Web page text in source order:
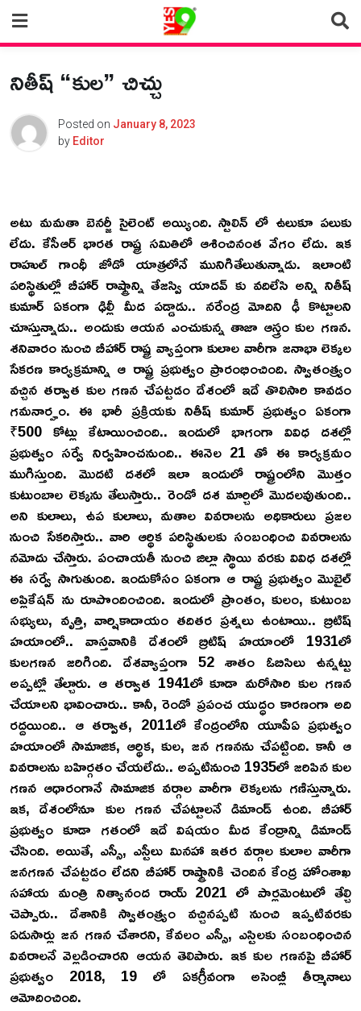
content
నితీష్ “కుల” చిచ్చు
Posted on January 8, 2023
by Editor
అటు మమతా బెనర్జీ సైలెంట్ అయ్యింది. స్టాలిన్ లో ఉలుకూ పలుకు
లేదు. కేసీఆర్ భారత రాష్ట్ర సమితిలో ఆశించినంత వేగం లేదు. ఇక
రాహుల్ గాంధీ జోడో యాత్రలోనే మునిగితేలుతున్నాడు. ఇలాంటి
పరిస్థితుల్లో బీహార్ రాష్ట్రాన్ని తేజస్వి యాదవ్ కు వదిలేసి అన్ని నితీష్
కుమార్ ఏకంగా ఢిల్లీ మీద పడ్డాడు.. నరేంద్ర మోదిని ఢీ కొట్టాలని
చూస్తున్నాడు.. అందుకు ఆయన ఎంచుకున్న తాజా ఆస్త్రం కుల గణన.
శనివారం నుంచి బీహార్ రాష్ట్ర వ్యాప్తంగా కులాల వారీగా జనాభా లెక్కల
సేకరణ కార్యక్రమాన్ని ఆ రాష్ట్ర ప్రభుత్వం ప్రారంభించింది. స్వాతంత్య్రం
వచ్చిన తర్వాత కుల గణన చేపట్టడం దేశంలో ఇదే తొలిసారి కావడం
గమనార్హం. ఈ భారీ ప్రక్రియకు నితీష్ కుమార్ ప్రభుత్వం ఏకంగా
₹500 కోట్లు కేటాయించింది.. ఇందులో భాగంగా వివిధ దశల్లో
ప్రభుత్వం సర్వే నిర్వహించనుంది.. ఈనెల 21 తో ఈ కార్యక్రమం
ముగిస్తుంది. మొదటి దశలో ఇలా ఇందులో రాష్ట్రంలోని మొత్తం
కుటుంబాల లెక్కను తేలుస్తారు.. రెండో దశ మార్చిలో మొదలవుతుంది..
అని కులాలు, ఉప కులాలు, మతాల వివరాలను అధికారులు ప్రజల
నుంచి సేకరిస్తారు.. వారి ఆర్థిక పరిస్థితులకు సంబంధించి వివరాలను
నమోదు చేస్తారు. పంచాయతీ నుంచి జిల్లా స్థాయి వరకు వివిధ దశల్లో
ఈ సర్వే సాగుతుంది. ఇందుకోసం ఏకంగా ఆ రాష్ట్ర ప్రభుత్వం మొబైల్
అప్లికేషన్ ను రూపొందించింది. ఇందులో ప్రాంతం, కులం, కుటుంబ
సభ్యులు, వృత్తి, వార్షికాదాయం తదితర ప్రశ్నలు ఉంటాయి.. బ్రిటిష్
హయాంలో.. వాస్తవానికి దేశంలో బ్రిటిష్ హయాంలో 1931లో
కులగణన జరిగింది. దేశవ్యాప్తంగా 52 శాతం ఓబిసిలు ఉన్నట్టు
అప్పట్లో తేల్చారు. ఆ తర్వాత 1941లో కూడా మరోసారి కుల గణన
చేయాలని భావించారు.. కానీ, రెండో ప్రపంచ యుద్ధం కారణంగా అది
రద్దయింది.. ఆ తర్వాత, 2011లో కేంద్రంలోని యూపీఏ ప్రభుత్వం
హయాంలో సామాజిక, ఆర్థిక, కుల, జన గణనను చేపట్టింది. కానీ ఆ
వివరాలను బహిర్గతం చేయలేదు.. అప్పటినుంచి 1935లో జరిపిన కుల
గణన ఆధారంగానే సామాజిక వర్గాల వారీగా లెక్కలను గణిస్తున్నారు.
ఇక, దేశంలోనూ కుల గణన చేపట్టాలనే డిమాండ్ ఉంది. బీహార్
ప్రభుత్వం కూడా గతంలో ఇదే విషయం మీద కేంద్రాన్ని డిమాండ్
చేసింది. అయితే, ఎస్సీ, ఎస్టీలు మినహా ఇతర వర్గాల కులాల వారీగా
జనగణన చేపట్టడం లేదని బీహార్ రాష్ట్రానికి చెందిన కేంద్ర హోంశాఖ
సహాయ మంత్రి నిత్యానంద రాయ్ 2021 లో పార్లమెంటులో తేల్చి
చెప్పారు.. దేశానికి స్వాతంత్ర్యం వచ్చినప్పటి నుంచి ఇప్పటివరకు
ఏడుసార్లు జన గణన చేశారని, కేవలం ఎస్సీ, ఎస్టిలకు సంబంధించిన
వివరాలనే వెల్లడించారని ఆయన తెలిపారు. ఇక కుల గణనపై బీహార్
ప్రభుత్వం 2018, 19 లో ఏకగ్రీవంగా అసెంబ్లీ తీర్మానాలు
ఆమోదించింది.